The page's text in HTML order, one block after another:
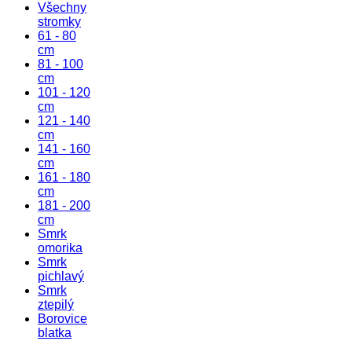
Všechny
stromky
61 - 80
cm
81 - 100
cm
101 - 120
cm
121 - 140
cm
141 - 160
cm
161 - 180
cm
181 - 200
cm
Smrk
omorika
Smrk
pichlavý
Smrk
ztepilý
Borovice
blatka